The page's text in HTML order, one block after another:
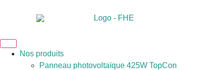
Nos produits
Panneau photovoltaïque 425W TopCon